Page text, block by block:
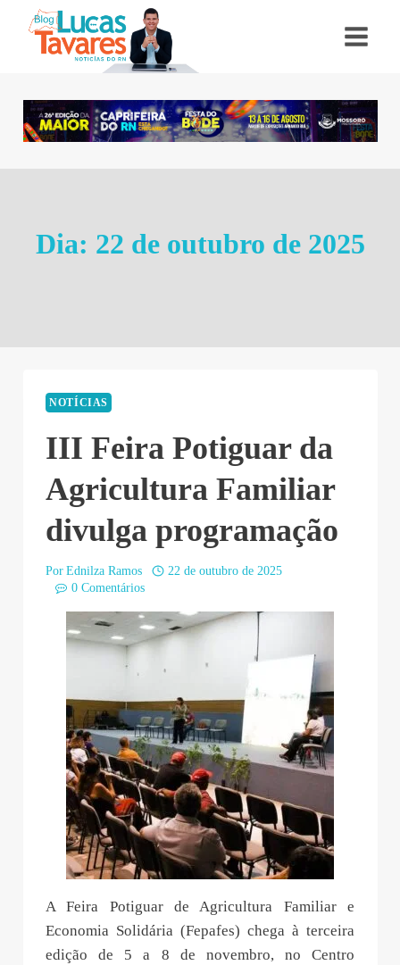
Dia: 22 de outubro de 2025
NOTÍCIAS
III Feira Potiguar da
Agricultura Familiar
divulga programação
Por Ednilza Ramos
22 de outubro de 2025
0 Comentários
A Feira Potiguar de Agricultura Familiar e
Economia Solidária (Fepafes) chega à terceira
edição de 5 a 8 de novembro, no Centro